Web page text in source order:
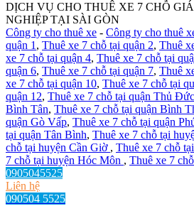
DỊCH VỤ CHO THUÊ XE 7 CHỖ
NGHIỆP TẠI SÀI GÒN
Công ty cho thuê xe - Công ty cho thuê
quận 1 , Thuê xe 7 chỗ tại quận 2, Thuê
xe 7 chỗ tại quận 4, Thuê xe 7 chỗ tại
quận 6, Thuê xe 7 chỗ tại quận 7, Thuê
xe 7 chỗ tại quận 10, Thuê xe 7 chỗ tại
quận 12, Thuê xe 7 chỗ tại quận Thủ Đức
Bình Tân, Thuê xe 7 chỗ tại quận Bình
quận Gò Vấp, Thuê xe 7 chỗ tại quận
tại quận Tân Bình, Thuê xe 7 chỗ tại
chỗ tại huyện Cần Giờ , Thuê xe 7 chỗ
7 chỗ tại huyện Hóc Môn , Thuê xe 7
0905045525
Liên hệ
090504 5525